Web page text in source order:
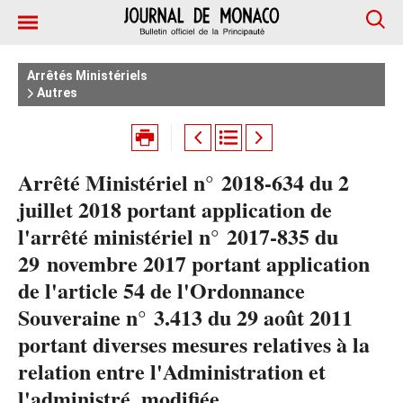
Arrêtés Ministériels
Autres
Arrêté Ministériel n° 2018-634 du 2
juillet 2018 portant application de
l'arrêté ministériel n° 2017-835 du
29 novembre 2017 portant application
de l'article 54 de l'Ordonnance
Souveraine n° 3.413 du 29 août 2011
portant diverses mesures relatives à la
relation entre l'Administration et